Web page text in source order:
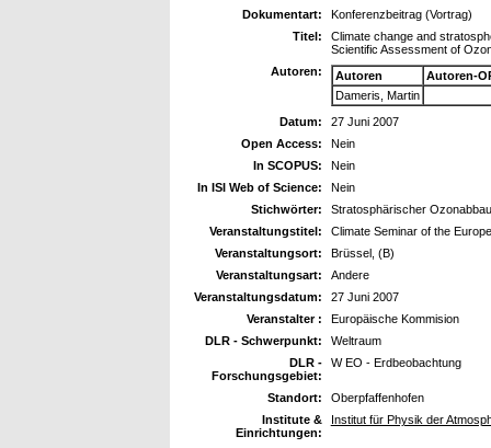
Dokumentart:
Konferenzbeitrag (Vortrag)
Titel:
Climate change and
Scientific Assessment of
Autoren:
Autoren
Autoren-
Dameris, Martin
Datum:
27 Juni 2007
Open Access:
Nein
In SCOPUS:
Nein
In ISI Web of Science:
Nein
Stichwörter:
Stratosphärischer
Veranstaltungstitel:
Climate Seminar of the
Veranstaltungsort:
Brüssel, (B)
Veranstaltungsart:
Andere
Veranstaltungsdatum:
27 Juni 2007
Veranstalter :
Europäische Kommision
DLR - Schwerpunkt:
Weltraum
DLR -
Forschungsgebiet:
W EO - Erdbeobachtung
Standort:
Oberpfaffenhofen
Institute &
Einrichtungen:
Institut für Physik der